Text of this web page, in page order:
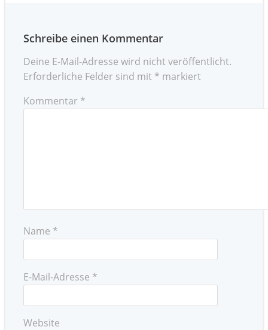
Schreibe einen Kommentar
Deine E-Mail-Adresse wird nicht veröffentlicht.
Erforderliche Felder sind mit * markiert
Kommentar *
Name *
E-Mail-Adresse *
Website